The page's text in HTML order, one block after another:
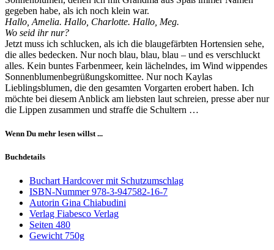
gegeben habe, als ich noch klein war.
Hallo, Amelia. Hallo, Charlotte. Hallo, Meg.
Wo seid ihr nur?
Jetzt muss ich schlucken, als ich die blaugefärbten Hortensien sehe,
die alles bedecken. Nur noch blau, blau, blau – und es verschluckt
alles. Kein buntes Farbenmeer, kein lächelndes, im Wind wippendes
Sonnenblumenbegrüßungskomittee. Nur noch Kaylas
Lieblingsblumen, die den gesamten Vorgarten erobert haben. Ich
möchte bei diesem Anblick am liebsten laut schreien, presse aber nur
die Lippen zusammen und straffe die Schultern …
Wenn Du mehr lesen willst ...
Buchdetails
Buchart Hardcover mit Schutzumschlag
ISBN-Nummer978-3-947582-16-7
Autorin Gina Chiabudini
Verlag Fiabesco Verlag
Seiten 480
Gewicht 750g